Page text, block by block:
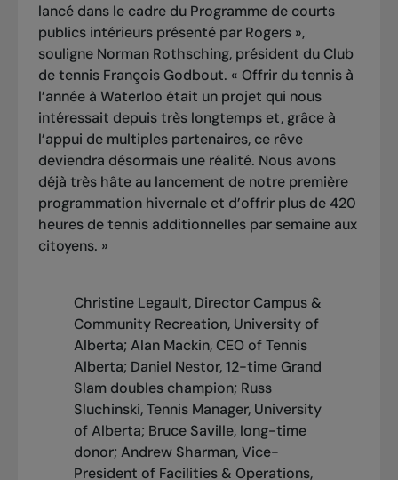
lancé dans le cadre du Programme de courts
publics intérieurs présenté par Rogers »,
souligne Norman Rothsching, président du Club
de tennis François Godbout. « Offrir du tennis à
l’année à Waterloo était un projet qui nous
intéressait depuis très longtemps et, grâce à
l’appui de multiples partenaires, ce rêve
deviendra désormais une réalité. Nous avons
déjà très hâte au lancement de notre première
programmation hivernale et d’offrir plus de 420
heures de tennis additionnelles par semaine aux
citoyens. »
Christine Legault, Director Campus &
Community Recreation, University of
Alberta; Alan Mackin, CEO of Tennis
Alberta; Daniel Nestor, 12-time Grand
Slam doubles champion; Russ
Sluchinski, Tennis Manager, University
of Alberta; Bruce Saville, long-time
donor; Andrew Sharman, Vice-
President of Facilities & Operations,